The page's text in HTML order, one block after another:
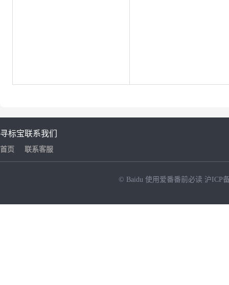
寻标宝
首页
联系我们
联系客服
© Baidu 使用爱番番前必读 沪ICP